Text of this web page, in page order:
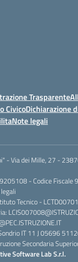
Trasparente
CivicoDichiarazione
Note legali
- Via dei Mille, 27 -
- Codice Fiscale
Tecnico -
IT 11 J 05696
Secondaria
Software Lab S.r.l.